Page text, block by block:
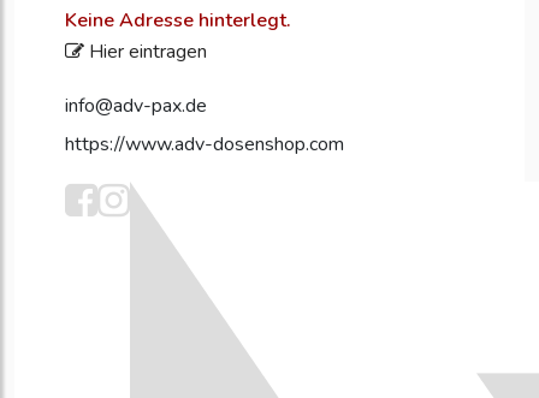
Keine Adresse hinterlegt.
Hier eintragen
info@adv-pax.de
https://www.adv-dosenshop.com